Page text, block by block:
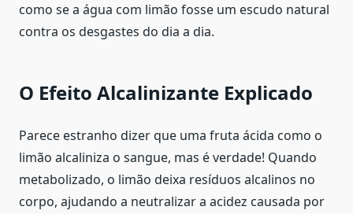
como se a água com limão fosse um escudo natural
contra os desgastes do dia a dia.
O Efeito Alcalinizante Explicado
Parece estranho dizer que uma fruta ácida como o
limão alcaliniza o sangue, mas é verdade! Quando
metabolizado, o limão deixa resíduos alcalinos no
corpo, ajudando a neutralizar a acidez causada por